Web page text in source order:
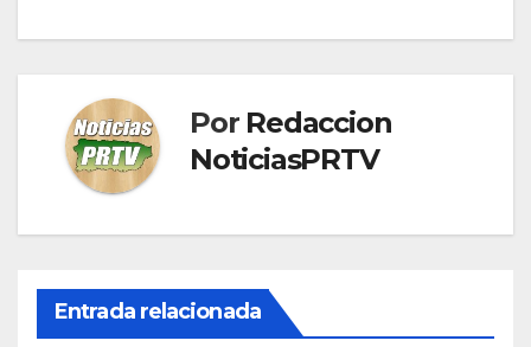
Por Redaccion
NoticiasPRTV
Entrada relacionada